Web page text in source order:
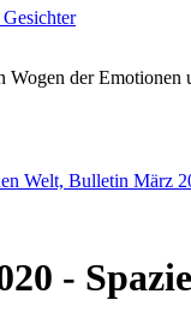
der Emotionen
Welt, Bulletin März
-